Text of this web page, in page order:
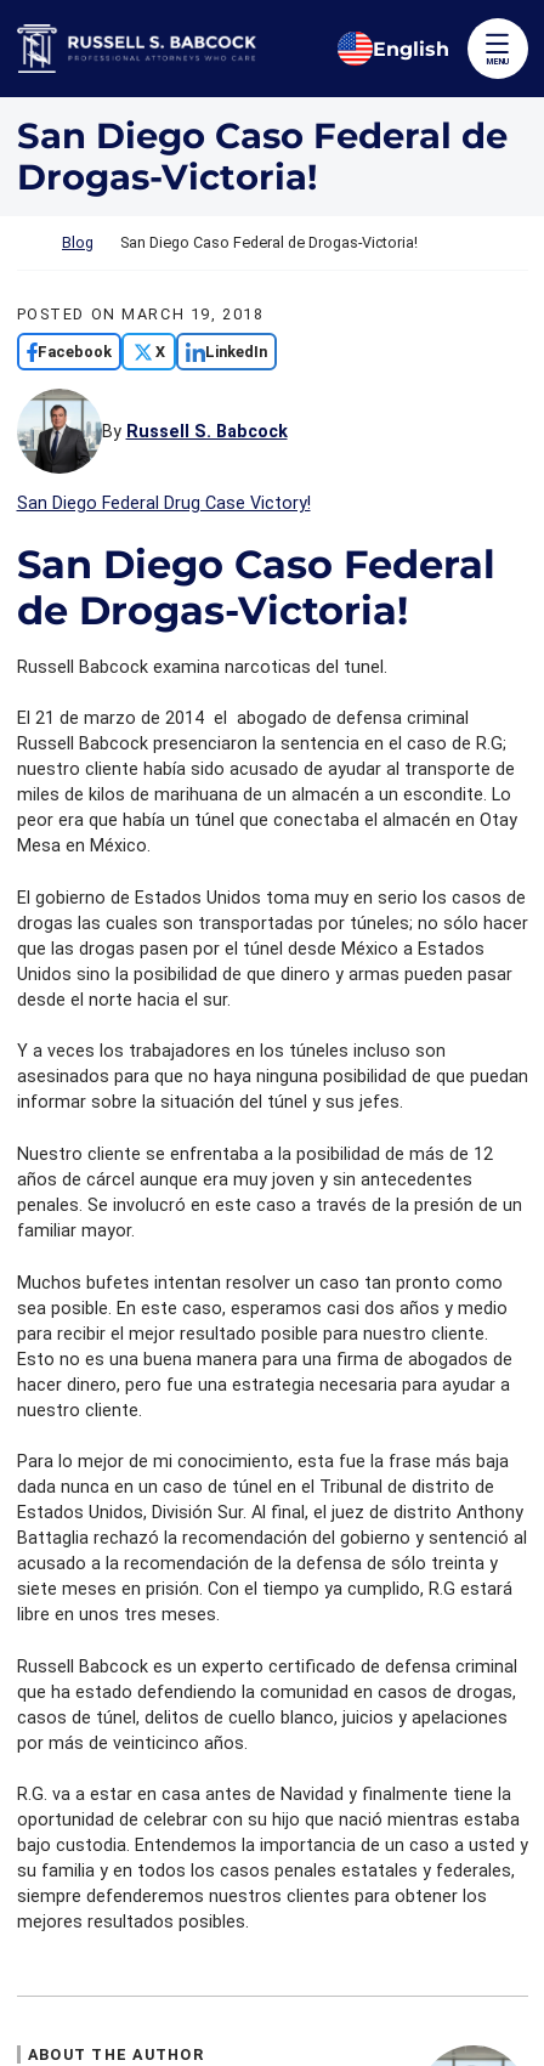
Return home
MENU
English
San Diego Caso Federal de
Drogas-Victoria!
Return home
Blog San Diego Caso Federal de Drogas-Victoria!
POSTED ONMARCH 19, 2018
Facebook X LinkedIn
By Russell S. Babcock
San Diego Federal Drug Case Victory!
San Diego Caso Federal
de Drogas-Victoria!
Russell Babcock examina narcoticas del tunel.
El 21 de marzo de 2014 el abogado de defensa criminal
Russell Babcock presenciaron la sentencia en el caso de R.G;
nuestro cliente había sido acusado de ayudar al transporte de
miles de kilos de marihuana de un almacén a un escondite. Lo
peor era que había un túnel que conectaba el almacén en Otay
Mesa en México.
El gobierno de Estados Unidos toma muy en serio los casos de
drogas las cuales son transportadas por túneles; no sólo hacer
que las drogas pasen por el túnel desde México a Estados
Unidos sino la posibilidad de que dinero y armas pueden pasar
desde el norte hacia el sur.
Y a veces los trabajadores en los túneles incluso son
asesinados para que no haya ninguna posibilidad de que puedan
informar sobre la situación del túnel y sus jefes.
Nuestro cliente se enfrentaba a la posibilidad de más de 12
años de cárcel aunque era muy joven y sin antecedentes
penales. Se involucró en este caso a través de la presión de un
familiar mayor.
Muchos bufetes intentan resolver un caso tan pronto como
sea posible. En este caso, esperamos casi dos años y medio
para recibir el mejor resultado posible para nuestro cliente.
Esto no es una buena manera para una firma de abogados de
hacer dinero, pero fue una estrategia necesaria para ayudar a
nuestro cliente.
Para lo mejor de mi conocimiento, esta fue la frase más baja
dada nunca en un caso de túnel en el Tribunal de distrito de
Estados Unidos, División Sur. Al final, el juez de distrito Anthony
Battaglia rechazó la recomendación del gobierno y sentenció al
acusado a la recomendación de la defensa de sólo treinta y
siete meses en prisión. Con el tiempo ya cumplido, R.G estará
libre en unos tres meses.
Russell Babcock es un experto certificado de defensa criminal
que ha estado defendiendo la comunidad en casos de drogas,
casos de túnel, delitos de cuello blanco, juicios y apelaciones
por más de veinticinco años.
R.G. va a estar en casa antes de Navidad y finalmente tiene la
oportunidad de celebrar con su hijo que nació mientras estaba
bajo custodia. Entendemos la importancia de un caso a usted y
su familia y en todos los casos penales estatales y federales,
siempre defenderemos nuestros clientes para obtener los
mejores resultados posibles.
ABOUT THE AUTHOR